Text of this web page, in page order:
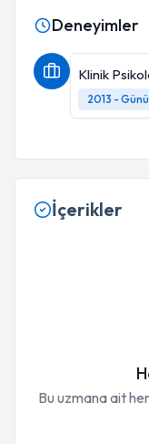
Deneyimler
Klinik
2013 -
İçerikler
Bu uzmana ait